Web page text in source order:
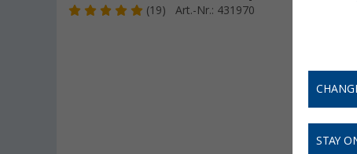
(19) Art.-Nr.: 431970
STAY